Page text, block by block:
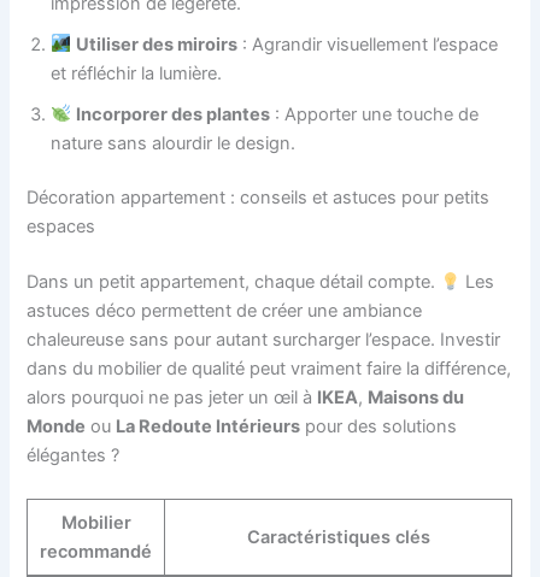
Utiliser des miroirs : Agrandir visuellement l’espace
et réfléchir la lumière.
Incorporer des plantes : Apporter une touche de
nature sans alourdir le design.
Décoration appartement : conseils et astuces pour petits
espaces
Dans un petit appartement, chaque détail compte.
Les
astuces déco permettent de créer une ambiance
chaleureuse sans pour autant surcharger l’espace. Investir
dans du mobilier de qualité peut vraiment faire la différence,
alors pourquoi ne pas jeter un œil à IKEA, Maisons du
Monde ou La Redoute Intérieurs pour des solutions
élégantes ?
Mobilier
recommandé
Caractéristiques clés